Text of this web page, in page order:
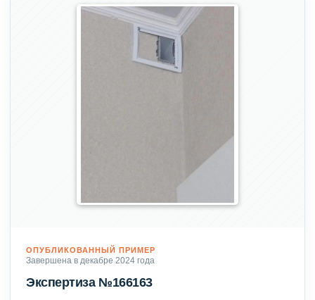
ОПУБЛИКОВАННЫЙ ПРИМЕР
Завершена в декабре 2024 года
Экспертиза №166163